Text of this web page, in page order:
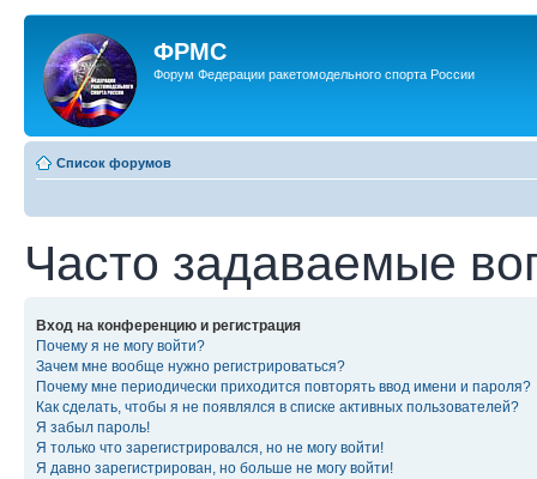
ФРМС
Форум Федерации ракетомодельного спорта России
Список форумов
Часто задаваемые
Вход на конференцию и регистрация
Почему я не могу войти?
Зачем мне вообще нужно регистрироваться?
Почему мне периодически приходится повторять ввод имени и пароля?
Как сделать, чтобы я не появлялся в списке активных пользователей?
Я забыл пароль!
Я только что зарегистрировался, но не могу войти!
Я давно зарегистрирован, но больше не могу войти!